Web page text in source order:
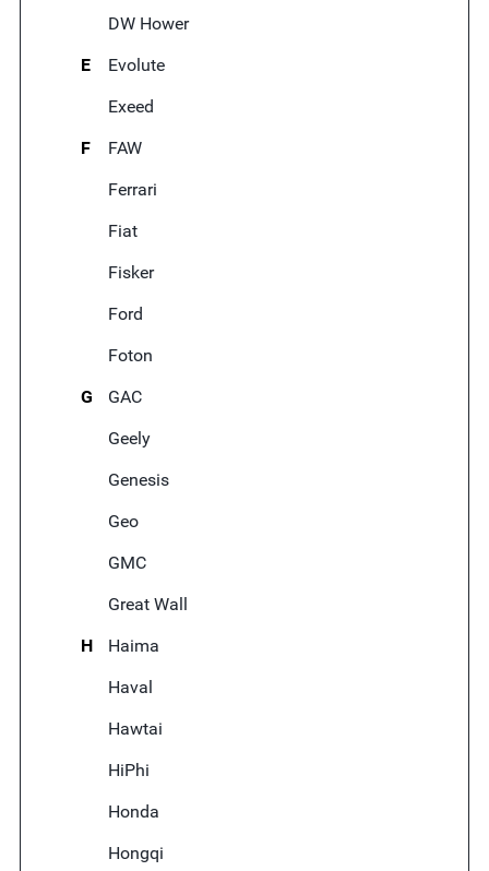
DW Hower
E
Evolute
Exeed
F
FAW
Ferrari
Fiat
Fisker
Ford
Foton
G
GAC
Geely
Genesis
Geo
GMC
Great Wall
H
Haima
Haval
Hawtai
HiPhi
Honda
Hongqi